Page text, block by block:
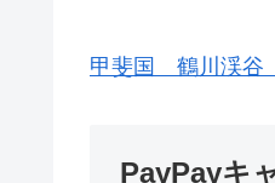
甲斐国 鶴川渓
PayPayキ